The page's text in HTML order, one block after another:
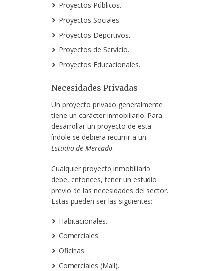
Proyectos Públicos.
Proyectos Sociales.
Proyectos Deportivos.
Proyectos de Servicio.
Proyectos Educacionales.
Necesidades Privadas
Un proyecto privado generalmente
tiene un carácter inmobiliario. Para
desarrollar un proyecto de esta
índole se debiera recurrir a un
Estudio de Mercado.
Cualquier proyecto inmobiliario
debe, entonces, tener un estudio
previo de las necesidades del sector.
Estas pueden ser las siguientes:
Habitacionales.
Comerciales.
Oficinas.
Comerciales (Mall).